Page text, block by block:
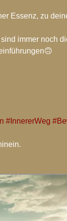
Essenz, zu
immer noch
#InnererWeg